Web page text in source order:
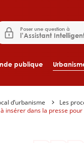
Aller au contenu
publique
Poser une question à
l’Assistant
d’urbanisme
Les
insérer dans la presse